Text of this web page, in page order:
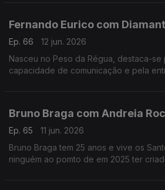
Fernando Eurico com
Ep. 66
12 jun. 2026
Nasceu no Peso da Régua, destaca-se
capacidade de comunicação e pela
Bruno Braga com Andreia
Ep. 65
11 jun. 2026
Bruno Braga tem 25 anos e vive os
ninguém ao pomto de em 2025 ter